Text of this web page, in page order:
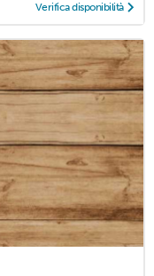
Verifica disponibilità